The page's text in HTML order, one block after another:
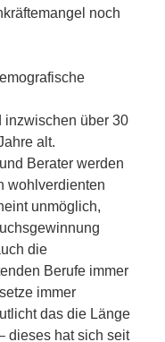
noch
inzwischen über 30
alt.
Berater werden
wohlverdienten
unmöglich,
die
Berufe immer
immer
das die Länge
dieses hat sich seit